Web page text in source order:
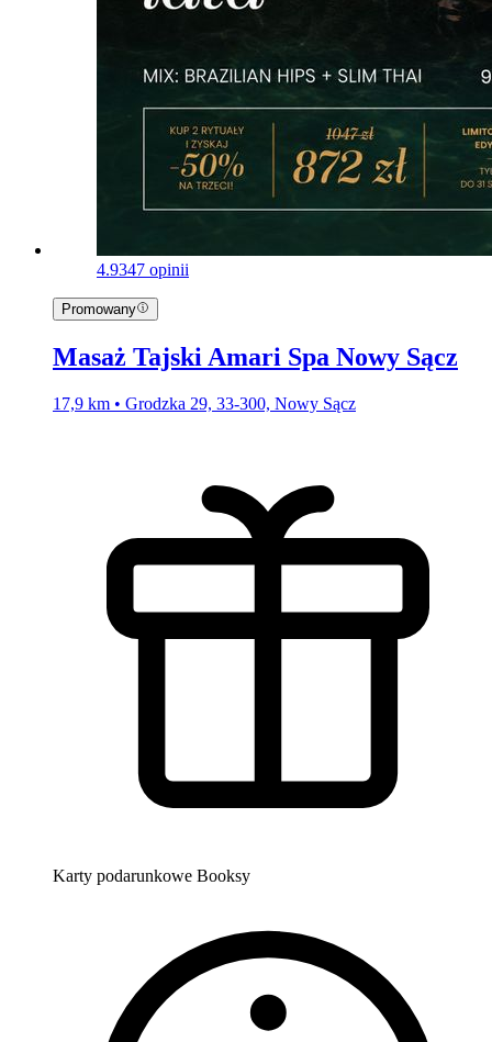
4.9347 opinii
Promowany
Masaż Tajski Amari Spa Nowy Sącz
17,9 km • Grodzka 29, 33-300, Nowy Sącz
Karty podarunkowe Booksy